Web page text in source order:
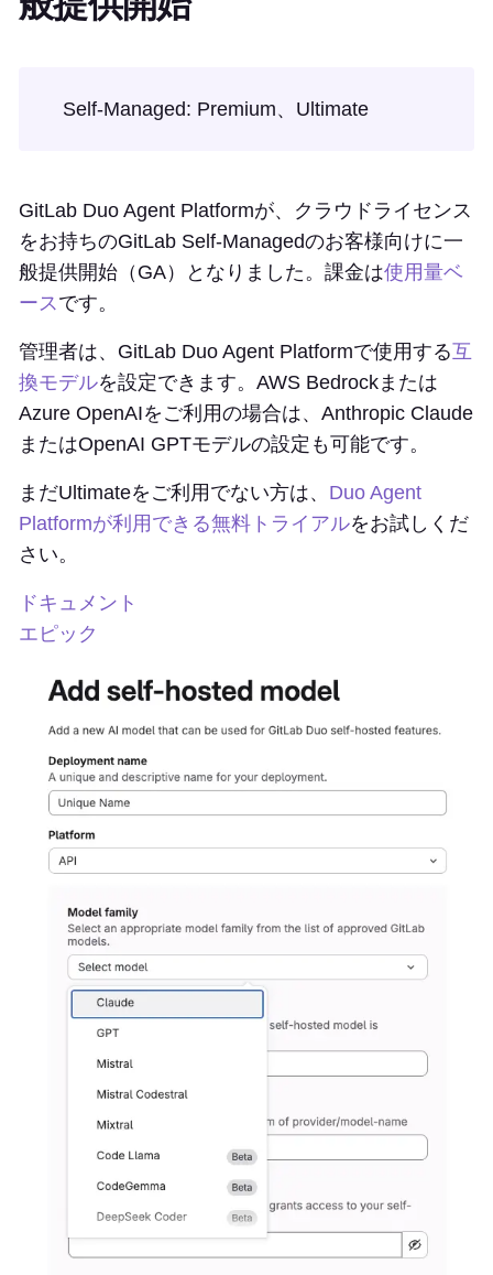
Self-Managed: Premium、Ultimate
GitLab Duo Agent Platformが、クラウドライセンス
をお持ちのGitLab Self-Managedのお客様向けに一
般提供開始（GA）となりました。課金は使用量ベ
ースです。
管理者は、GitLab Duo Agent Platformで使用する互
換モデルを設定できます。AWS Bedrockまたは
Azure OpenAIをご利用の場合は、Anthropic Claude
またはOpenAI GPTモデルの設定も可能です。
まだUltimateをご利用でない方は、 Duo Agent
Platformが利用できる無料トライアルをお試しくだ
さい。
ドキュメント
エピック